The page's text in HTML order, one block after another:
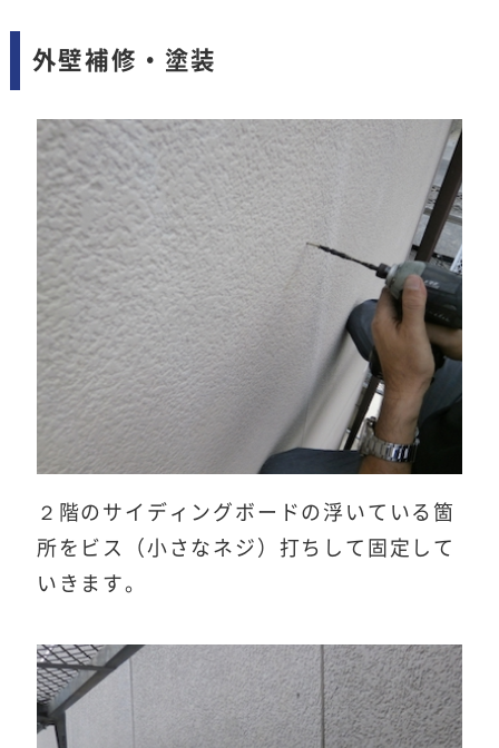
外壁補修・塗装
２階のサイディングボードの浮いている箇
所をビス（小さなネジ）打ちして固定して
いきます。